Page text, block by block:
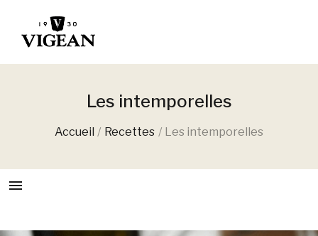
Les intemporelles
Accueil Recettes Les intemporelles
menu